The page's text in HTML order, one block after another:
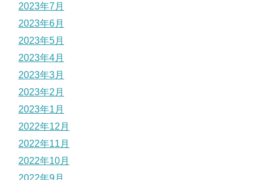
2023年7月
2023年6月
2023年5月
2023年4月
2023年3月
2023年2月
2023年1月
2022年12月
2022年11月
2022年10月
2022年9月